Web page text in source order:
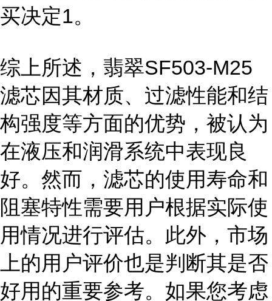
买决定1。
综上所述，翡翠SF503-M25
滤芯因其材质、过滤性能和结
构强度等方面的优势，被认为
在液压和润滑系统中表现良
好。然而，滤芯的使用寿命和
阻塞特性需要用户根据实际使
用情况进行评估。此外，市场
上的用户评价也是判断其是否
好用的重要参考。如果您考虑